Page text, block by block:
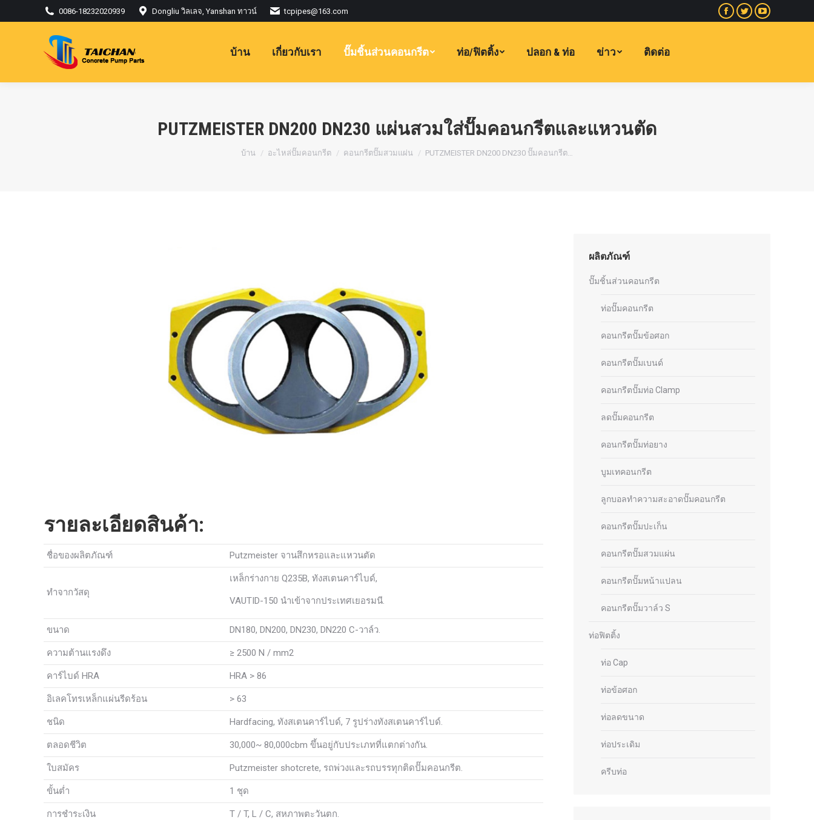
0086-18232020939 Dongliu วิลเลจ, Yanshan ทาวน์ tcpipes@163.com
Facebook
หน้าต่าง
พูด
หน้า
YouTube
หน้าต่าง
บ้าน เกี่ยวกับเรา ปั๊มชิ้นส่วนคอนกรีต ท่อ/ฟิตติ้ง ปลอก & ท่อ ข่าว ติดต่อ
PUTZMEISTER DN200 DN230 แผ่นสวมใส่ปั๊มคอนกรีตและแหวนตัด
คุณอยู่ที่นี่:
บ้าน อะไหล่ปั๊มคอนกรีต คอนกรีตปั๊มสวมแผ่น PUTZMEISTER DN200 DN230 ปั๊มคอนกรีต…
รายละเอียดสินค้า:
ชื่อของผลิตภัณฑ์ Putzmeister จานสึกหรอและแหวนตัด
ทำจากวัสดุ
เหล็กร่างกาย Q235B, ทังสเตนคาร์ไบด์,
VAUTID-150 นำเข้าจากประเทศเยอรมนี.
ขนาด DN180, DN200, DN230, DN220 C-วาล์ว.
ความต้านแรงดึง ≥ 2500 N / mm2
คาร์ไบด์ HRA HRA > 86
อิเลคโทรเหล็กแผ่นรีดร้อน > 63
ชนิด Hardfacing, ทังสเตนคาร์ไบด์, 7 รูปร่างทังสเตนคาร์ไบด์.
ตลอดชีวิต 30,000~ 80,000cbm ขึ้นอยู่กับประเภทที่แตกต่างกัน.
ใบสมัคร Putzmeister shotcrete, รถพ่วงและรถบรรทุกติดปั๊มคอนกรีต.
ขั้นต่ำ 1 ชุด
การชำระเงิน T / T, L / C, สหภาพตะวันตก.
ผลิตภัณฑ์
ปั๊มชิ้นส่วนคอนกรีต
ท่อปั๊มคอนกรีต
คอนกรีตปั๊มข้อศอก
คอนกรีตปั๊มเบนด์
คอนกรีตปั๊มท่อ Clamp
ลดปั๊มคอนกรีต
คอนกรีตปั๊มท่อยาง
บูมเทคอนกรีต
ลูกบอลทำความสะอาดปั๊มคอนกรีต
คอนกรีตปั๊มปะเก็น
คอนกรีตปั๊มสวมแผ่น
คอนกรีตปั๊มหน้าแปลน
คอนกรีตปั๊มวาล์ว S
ท่อฟิตติ้ง
ท่อ Cap
ท่อข้อศอก
ท่อลดขนาด
ท่อประเดิม
ครีบท่อ